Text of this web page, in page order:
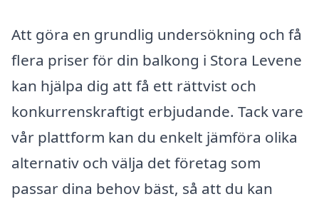
Att göra en grundlig undersökning och få
flera priser för din balkong i Stora Levene
kan hjälpa dig att få ett rättvist och
konkurrenskraftigt erbjudande. Tack vare
vår plattform kan du enkelt jämföra olika
alternativ och välja det företag som
passar dina behov bäst, så att du kan